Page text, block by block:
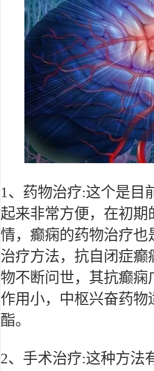
1、药物治疗:这个是目
起来非常方便，在初
情，癫痫的药物治疗
治疗方法，抗自闭症
物不断问世，其抗癫
作用小，中枢兴奋药
酯。
2、手术治疗:这种方法